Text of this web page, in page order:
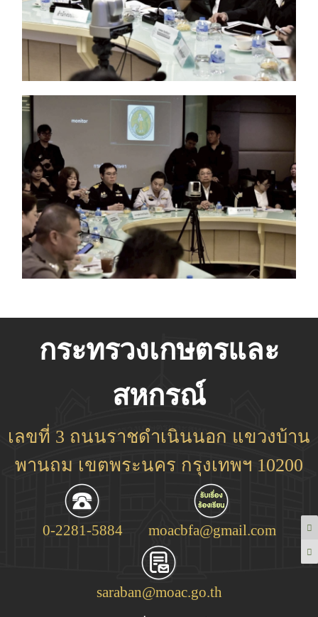
กระทรวงเกษตรและ
สหกรณ์
เลขที่ 3 ถนนราชดำเนินนอก แขวงบ้าน
พานถม เขตพระนคร กรุงเทพฯ 10200
0-2281-5884 moacbfa@gmail.com
saraban@moac.go.th